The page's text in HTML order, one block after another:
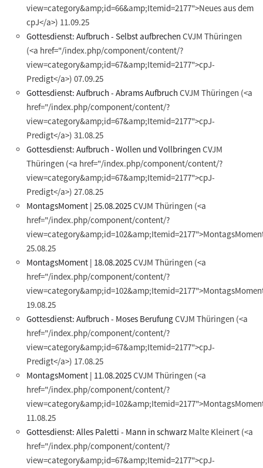
view=category&amp;id=66&amp;Itemid=2177">Neues aus dem
cpJ</a>) 11.09.25
Gottesdienst: Aufbruch - Selbst aufbrechen CVJM Thüringen
(<a href="/index.php/component/content/?
view=category&amp;id=67&amp;Itemid=2177">cpJ-
Predigt</a>) 07.09.25
Gottesdienst: Aufbruch - Abrams Aufbruch CVJM Thüringen (<a
href="/index.php/component/content/?
view=category&amp;id=67&amp;Itemid=2177">cpJ-
Predigt</a>) 31.08.25
Gottesdienst: Aufbruch - Wollen und Vollbringen CVJM
Thüringen (<a href="/index.php/component/content/?
view=category&amp;id=67&amp;Itemid=2177">cpJ-
Predigt</a>) 27.08.25
MontagsMoment | 25.08.2025CVJM Thüringen (<a
href="/index.php/component/content/?
25.08.25
MontagsMoment | 18.08.2025CVJM Thüringen (<a
href="/index.php/component/content/?
19.08.25
Gottesdienst: Aufbruch - Moses BerufungCVJM Thüringen (<a
href="/index.php/component/content/?
view=category&amp;id=67&amp;Itemid=2177">cpJ-
Predigt</a>) 17.08.25
MontagsMoment | 11.08.2025CVJM Thüringen (<a
href="/index.php/component/content/?
11.08.25
Gottesdienst: Alles Paletti - Mann in schwarz Malte Kleinert (<a
href="/index.php/component/content/?
view=category&amp;id=67&amp;Itemid=2177">cpJ-